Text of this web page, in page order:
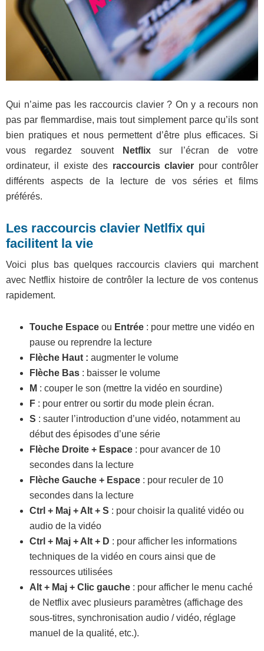
Qui n’aime pas les raccourcis clavier ? On y a recours non
pas par flemmardise, mais tout simplement parce qu’ils sont
bien pratiques et nous permettent d’être plus efficaces. Si
vous regardez souvent
Netflixsur l’écran de votre
ordinateur, il existe des raccourcis clavier pour contrôler
différents aspects de la lecture de vos séries et films
préférés.
Les raccourcis clavier Netlfix qui
facilitent la vie
Voici plus bas quelques raccourcis claviers qui marchent
avec Netflix histoire de contrôler la lecture de vos contenus
rapidement.
Touche Espace ou Entrée : pour mettre une vidéo en
pause ou reprendre la lecture
Flèche Haut : augmenter le volume
Flèche Bas : baisser le volume
M : couper le son (mettre la vidéo en sourdine)
F : pour entrer ou sortir du mode plein écran.
S : sauter l’introduction d’une vidéo, notamment au
début des épisodes d’une série
Flèche Droite + Espace : pour avancer de 10
secondes dans la lecture
Flèche Gauche + Espace : pour reculer de 10
secondes dans la lecture
Ctrl + Maj + Alt + S : pour choisir la qualité vidéo ou
audio de la vidéo
Ctrl + Maj + Alt + D : pour afficher les informations
techniques de la vidéo en cours ainsi que de
ressources utilisées
Alt + Maj + Clic gauche : pour afficher le menu caché
de Netflix avec plusieurs paramètres (affichage des
sous-titres, synchronisation audio / vidéo, réglage
manuel de la qualité, etc.).